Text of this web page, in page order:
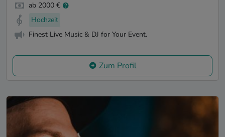
ab 2000 €
Hochzeit
Finest Live Music & DJ for Your Event.
Zum Profil